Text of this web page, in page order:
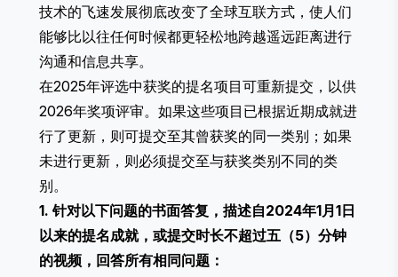
技术的飞速发展彻底改变了全球互联方式，使人们
能够比以往任何时候都更轻松地跨越遥远距离进行
沟通和信息共享。
在2025年评选中获奖的提名项目可重新提交，以供
2026年奖项评审。如果这些项目已根据近期成就进
行了更新，则可提交至其曾获奖的同一类别；如果
未进行更新，则必须提交至与获奖类别不同的类
别。
1. 针对以下问题的书面答复，描述自2024年1月1日
以来的提名成就，或提交时长不超过五（5）分钟
的视频，回答所有相同问题：